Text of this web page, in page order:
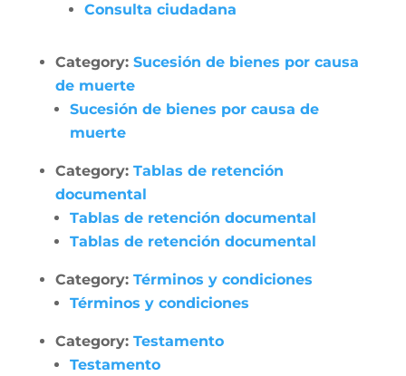
Consulta ciudadana
Category: Sucesión de bienes por causa
de muerte
Sucesión de bienes por causa de
muerte
Category: Tablas de retención
documental
Tablas de retención documental
Tablas de retención documental
Category: Términos y condiciones
Términos y condiciones
Category: Testamento
Testamento